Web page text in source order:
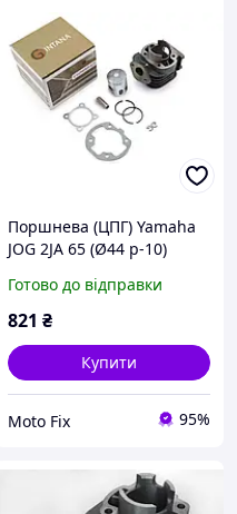
Поршнева (ЦПГ) Yamaha
JOG 2JA 65 (Ø44 p-10)
Готово до відправки
821 ₴
Купити
Moto Fix 95%